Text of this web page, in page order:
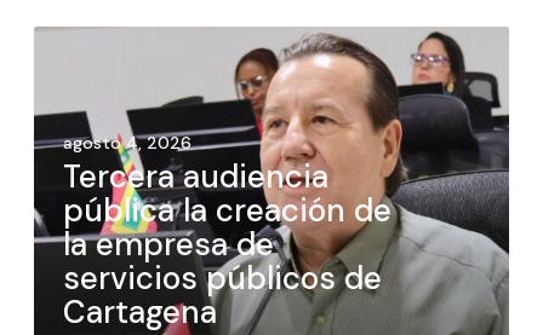
agosto 4, 2026
Tercera audiencia
pública la creación de
la empresa de
servicios públicos de
Cartagena